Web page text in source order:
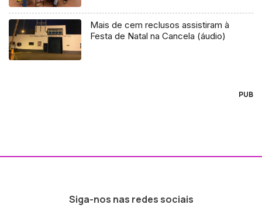
Mais de cem reclusos assistiram à
Festa de Natal na Cancela (áudio)
PUB
Siga-nos nas redes sociais